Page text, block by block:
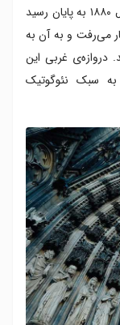
طرفی دیگر، ساخت کلیسای کلن در نهایت در سال ۱۸۸۰ به پایان رسید
می‌رفت و به آن به
دروازه‌ی غربی این
سبک نئوگوتیک